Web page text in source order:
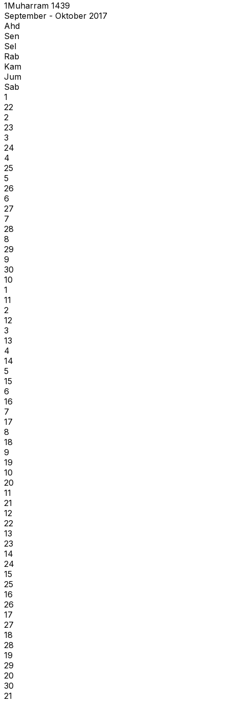
1Muharram 1439
September - Oktober 2017
Ahd
Sen
Sel
Rab
Kam
Jum
Sab
1
22
2
23
3
24
4
25
5
26
6
27
7
28
8
29
9
30
10
1
11
2
12
3
13
4
14
5
15
6
16
7
17
8
18
9
19
10
20
11
21
12
22
13
23
14
24
15
25
16
26
17
27
18
28
19
29
20
30
21